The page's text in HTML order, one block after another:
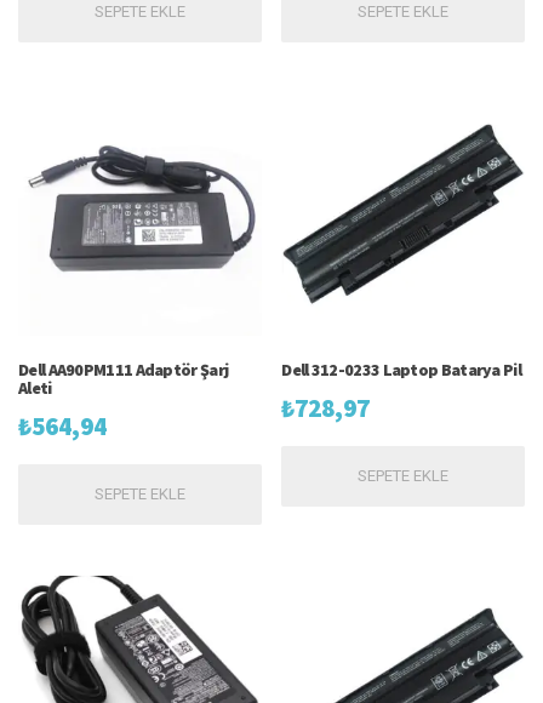
SEPETE EKLE SEPETE EKLE
Dell AA90PM111 Adaptör Şarj
Aleti
₺564,94
SEPETE EKLE
Dell 312-0233 Laptop Batarya Pil
₺728,97
SEPETE EKLE